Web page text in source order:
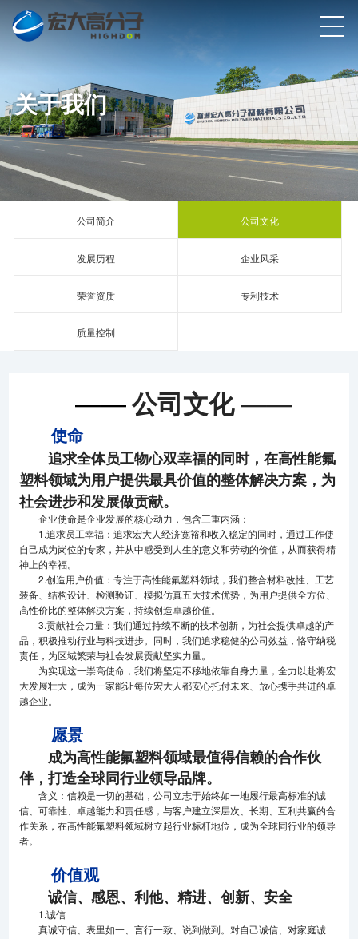
关于我们
公司简介 公司文化
发展历程 企业风采
荣誉资质 专利技术
质量控制
——公司文化——
使命
追求全体员工物心双幸福的同时，在高性能氟
塑料领域为用户提供最具价值的整体解决方案，为
社会进步和发展做贡献。
企业使命是企业发展的核心动力，包含三重内涵：
1.追求员工幸福：追求宏大人经济宽裕和收入稳定的同时，通过工作使
自己成为岗位的专家，并从中感受到人生的意义和劳动的价值，从而获得精
神上的幸福。
2.创造用户价值：专注于高性能氟塑料领域，我们整合材料改性、工艺
装备、结构设计、检测验证、模拟仿真五大技术优势，为用户提供全方位、
高性价比的整体解决方案，持续创造卓越价值。
3.贡献社会力量：我们通过持续不断的技术创新，为社会提供卓越的产
品，积极推动行业与科技进步。同时，我们追求稳健的公司效益，恪守纳税
责任，为区域繁荣与社会发展贡献坚实力量。
为实现这一崇高使命，我们将坚定不移地依靠自身力量，全力以赴将宏
大发展壮大，成为一家能让每位宏大人都安心托付未来、放心携手共进的卓
越企业。
愿景
成为高性能氟塑料领域最值得信赖的合作伙
伴，打造全球同行业领导品牌。
含义：信赖是一切的基础，公司立志于始终如一地履行最高标准的诚
信、可靠性、卓越能力和责任感，与客户建立深层次、长期、互利共赢的合
作关系，在高性能氟塑料领域树立起行业标杆地位，成为全球同行业的领导
者。
价值观
诚信、感恩、利他、精进、创新、安全
1.诚信
真诚守信、表里如一、言行一致、说到做到。对自己诚信、对家庭诚